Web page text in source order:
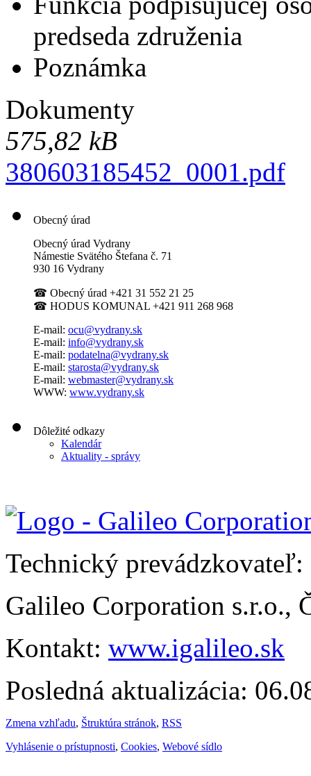
predseda združenia
Poznámka
Dokumenty
575,82 kB
380603185452_0001.pdf
Obecný úrad
Obecný úrad Vydrany
Námestie Svätého Štefana č. 71
930 16 Vydrany
☎ Obecný úrad +421 31 552 21 25
☎ HODUS KOMUNAL +421 911 268 968
E-mail: ocu@vydrany.sk
E-mail: info@vydrany.sk
E-mail: podatelna@vydrany.sk
E-mail: starosta@vydrany.sk
E-mail: webmaster@vydrany.sk
WWW: www.vydrany.sk
Dôležité odkazy
Kalendár
Aktuality - správy
Technický prevádzkovateľ:
Galileo Corporation s.r.o.,
Kontakt: www.igalileo.sk
Posledná aktualizácia:
Zmena vzhľadu, Štruktúra stránok, RSS
Vyhlásenie o prístupnosti, Cookies, Webové sídlo